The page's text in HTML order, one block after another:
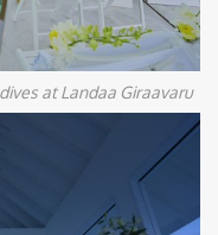
at Landaa Giraavaru